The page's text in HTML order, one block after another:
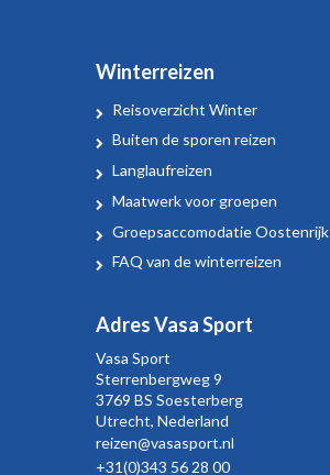
Winterreizen
Reisoverzicht Winter
Buiten de sporen reizen
Langlaufreizen
Maatwerk voor groepen
Groepsaccomodatie Oostenrijk
FAQ van de winterreizen
Adres Vasa Sport
Vasa Sport
Sterrenbergweg9
3769 BS Soesterberg
Utrecht, Nederland
reizen@vasasport.nl
+31(0)343 56 28 00